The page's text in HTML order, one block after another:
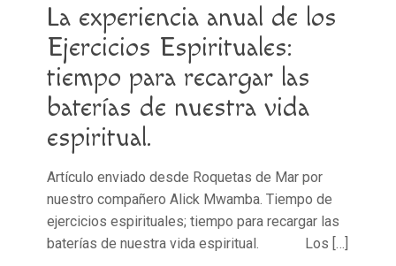
La experiencia anual de los
Ejercicios Espirituales:
tiempo para recargar las
baterías de nuestra vida
espiritual.
Artículo enviado desde Roquetas de Mar por
nuestro compañero Alick Mwamba. Tiempo de
ejercicios espirituales; tiempo para recargar las
baterías de nuestra vida espiritual. Los […]